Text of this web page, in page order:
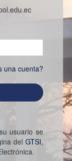
una cuenta?
usuario se
delGTSI,